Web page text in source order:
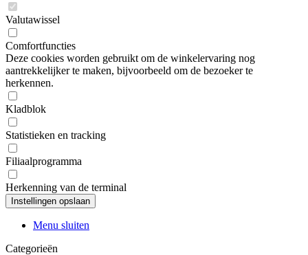
Valutawissel
Comfortfuncties
Deze cookies worden gebruikt om de winkelervaring nog
aantrekkelijker te maken, bijvoorbeeld om de bezoeker te
herkennen.
Kladblok
Statistieken en tracking
Filiaalprogramma
Herkenning van de terminal
Menu sluiten
Categorieën